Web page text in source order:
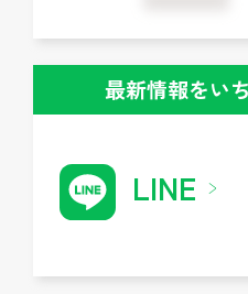
最新情報をい
LINE